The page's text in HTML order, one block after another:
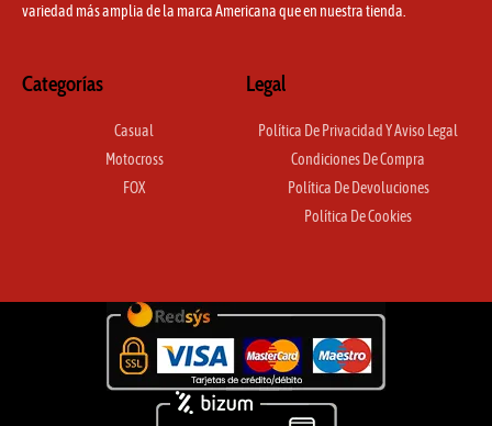
variedad más amplia de la marca Americana que en nuestra tienda.
Categorías
Casual
Motocross
FOX
Legal
Política De Privacidad Y Aviso Legal
Condiciones De Compra
Política De Devoluciones
Política De Cookies